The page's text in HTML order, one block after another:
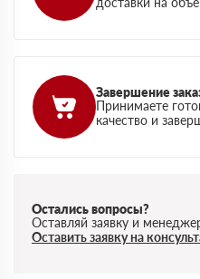
Завершение
Принимаете
качество и
Остались вопросы?
Оставляй заявку и
Оставить заявку на